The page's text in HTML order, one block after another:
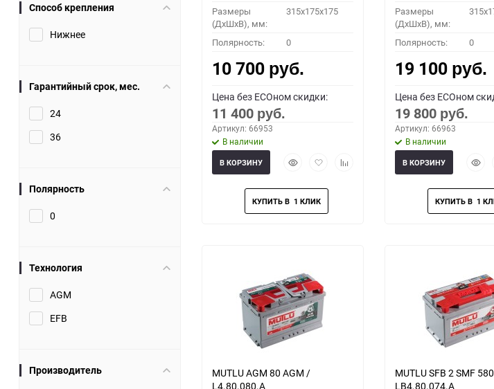
Способ крепления
Нижнее
Гарантийный срок, мес.
24
36
Полярность
0
Технология
AGM
EFB
Производитель
Размеры
(ДхШхВ), мм:
315x175x175
Полярность: 0
10 700 руб.
Цена без ECOном скидки:
11 400 руб.
Артикул: 66953
В наличии
БыстрыйДобавить
избранное
Добавить
В КОРЗИНУ
Размеры
(ДхШхВ), мм:
Полярность: 0
19 100 руб.
Цена без ECOном
19 800 руб.
Артикул: 66963
В наличии
В КОРЗИНУ
MUTLU AGM 80 AGM /
L4.80.080.A
MUTLU SFB 2 SMF
LB4.80.074.A